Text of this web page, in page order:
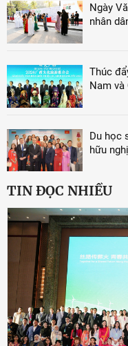
Ngày
nhân
Thúc
Nam và
Du học
hữu
TIN ĐỌC NHIỀU